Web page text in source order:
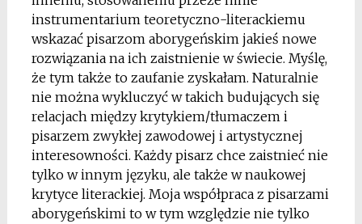
instrumentarium teoretyczno-literackiemu
wskazać pisarzom aborygeńskim jakieś nowe
rozwiązania na ich zaistnienie w świecie. Myślę,
że tym także to zaufanie zyskałam. Naturalnie
nie można wykluczyć w takich budujących się
relacjach między krytykiem/tłumaczem i
pisarzem zwykłej zawodowej i artystycznej
interesowności. Każdy pisarz chce zaistnieć nie
tylko w innym języku, ale także w naukowej
krytyce literackiej. Moja współpraca z pisarzami
aborygeńskimi to w tym względzie nie tylko